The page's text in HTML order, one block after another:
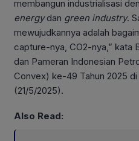
membangun industrialisasi
energydan green industry.
mewujudkannya adalah
capture-nya, CO2-nya,” kata
dan Pameran Indonesian
Convex) ke-49 Tahun 2025 di
(21/5/2025).
Also Read: